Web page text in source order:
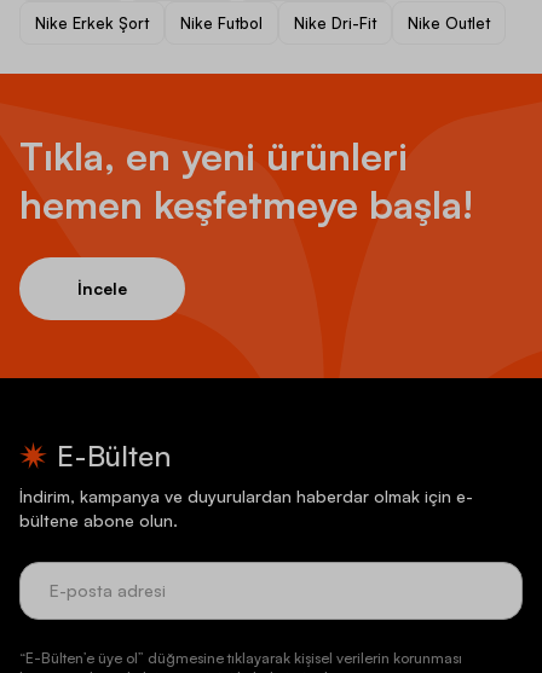
Nike Erkek Şort Nike Futbol Nike Dri-Fit Nike Outlet
Tıkla, en yeni ürünleri
hemen keşfetmeye başla!
İncele
E-Bülten
İndirim, kampanya ve duyurulardan haberdar olmak için e-
bültene abone olun.
“E-Bülten’e üye ol” düğmesine tıklayarak kişisel verilerin korunması